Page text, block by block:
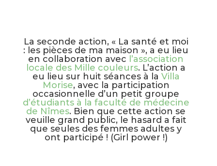
La seconde action, « La santé et moi
: les pièces de ma maison », a eu lieu
en collaboration avec l’association
locale des Mille couleurs. L’action a
eu lieu sur huit séances à la Villa
Morise, avec la participation
occasionnelle d’un petit groupe
d’étudiants à la faculté de médecine
de Nîmes. Bien que cette action se
veuille grand public, le hasard a fait
que seules des femmes adultes y
ont participé ! (Girl power !)